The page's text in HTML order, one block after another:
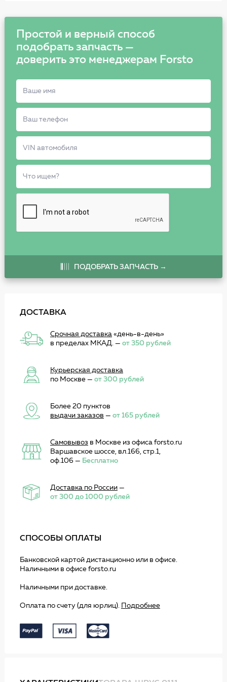
Простой и верный способ
подобрать запчасть —
доверить это менеджерам Forsto
ПОДОБРАТЬ ЗАПЧАСТЬ →
ДОСТАВКА
Срочная доставка«день-в-день»
в пределах МКАД. — от 350 рублей
Курьерская доставка
по Москве — от 300 рублей
Более 20 пунктов
выдачи заказов — от 165 рублей
Самовывоз в Москве из офиса forsto.ru
Варшавское шоссе, вл.166, стр.1,
оф.106 — Бесплатно
Доставка по России—
от 300 до 1000 рублей
СПОСОБЫ ОПЛАТЫ
Банковской картой дистанционно или в офисе.
Наличными в офисе forsto.ru
Наличными при доставке.
Оплата по счету (для юрлиц). Подробнее